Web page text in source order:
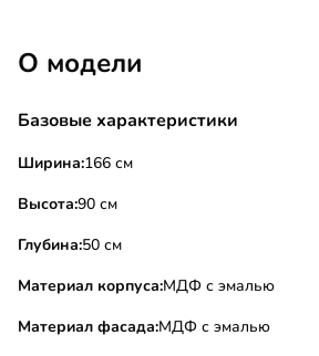
О модели
Базовые характеристики
Ширина:166 см
Высота:90 см
Глубина:50 см
Материал корпуса:МДФ с эмалью
Материал фасада:МДФ с эмалью